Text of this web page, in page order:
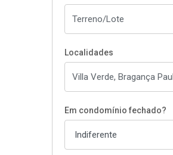
Localidades
Em condomínio fechado?